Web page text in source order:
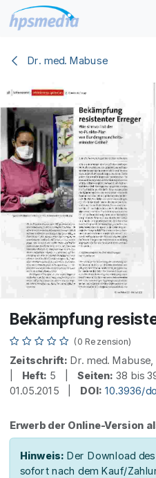
Zum Inhalt springen
Dr. med. Mabuse
Bekämpfung
(0 Rezension)
Zeitschrift: Dr. med.
Heft: 5 | Seiten: 38 bis
01.05.2015 | DOI: 10.3936/
Erwerb der Online-Version
Hinweis: Der Download
sofort nach dem Kauf/